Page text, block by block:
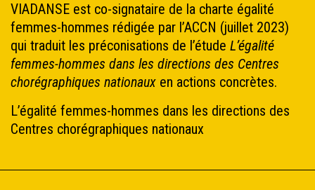
VIADANSE est co-signataire de la charte égalité
femmes-hommes rédigée par l’ACCN (juillet 2023)
qui traduit les préconisations de l’étude L’égalité
femmes-hommes dans les directions des Centres
chorégraphiques nationaux en actions concrètes.
L’égalité femmes-hommes dans les directions des
Centres chorégraphiques nationaux